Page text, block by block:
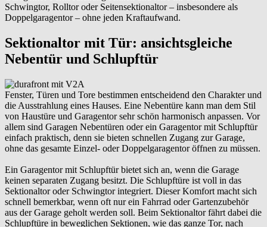
Schwingtor, Rolltor oder Seitensektionaltor – insbesondere als
Doppelgaragentor – ohne jeden Kraftaufwand.
Sektionaltor mit Tür: ansichtsgleiche
Nebentür und Schlupftür
Fenster, Türen und Tore bestimmen entscheidend den Charakter und
die Ausstrahlung eines Hauses. Eine Nebentüre kann man dem Stil
von Haustüre und Garagentor sehr schön harmonisch anpassen. Vor
allem sind Garagen Nebentüren oder ein Garagentor mit Schlupftür
einfach praktisch, denn sie bieten schnellen Zugang zur Garage,
ohne das gesamte Einzel- oder Doppelgaragentor öffnen zu müssen.
Ein Garagentor mit Schlupftür bietet sich an, wenn die Garage
keinen separaten Zugang besitzt. Die Schlupftüre ist voll in das
Sektionaltor oder Schwingtor integriert. Dieser Komfort macht sich
schnell bemerkbar, wenn oft nur ein Fahrrad oder Gartenzubehör
aus der Garage geholt werden soll. Beim Sektionaltor fährt dabei die
Schlupftüre in beweglichen Sektionen, wie das ganze Tor, nach